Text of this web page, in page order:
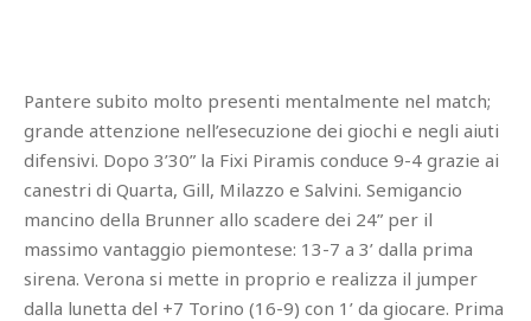
Pantere subito molto presenti mentalmente nel match;
grande attenzione nell’esecuzione dei giochi e negli aiuti
difensivi. Dopo 3’30” la Fixi Piramis conduce 9-4 grazie ai
canestri di Quarta, Gill, Milazzo e Salvini. Semigancio
mancino della Brunner allo scadere dei 24” per il
massimo vantaggio piemontese: 13-7 a 3’ dalla prima
sirena. Verona si mette in proprio e realizza il jumper
dalla lunetta del +7 Torino (16-9) con 1’ da giocare. Prima